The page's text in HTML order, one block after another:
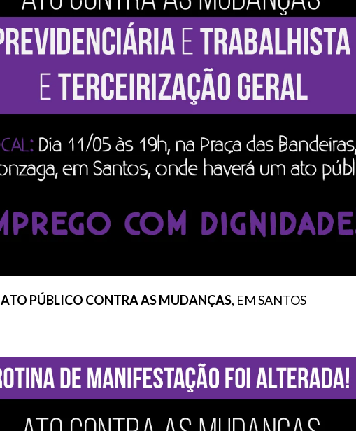
ATO PÚBLICO CONTRA AS MUDANÇAS, EM SANTOS